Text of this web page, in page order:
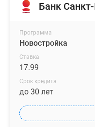
гараж
бассейн.
Площадь
таких
резиденций
проекте
варьируется
Банк
Программа
Новостройка
Ставка
17.99
Срок кредита
до 30 лет